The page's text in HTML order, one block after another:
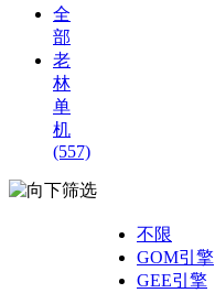
全
部
老
林
单
机
(557)
筛选
不限
GOM引擎
GEE引擎